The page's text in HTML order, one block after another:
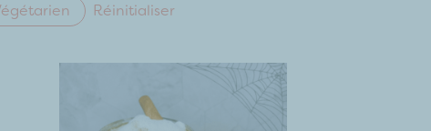
Réinitialiser